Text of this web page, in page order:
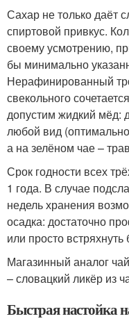
Сахар не только даёт
спиртовой привкус.
своему усмотрению,
бы минимально
Нерафинированный
свекольного
допустим жидкий мёд:
любой вид
а на зелёном чае –
Срок годности всех
1 года. В случае
недель хранения
осадка: достаточно
или просто
Магазинный аналог
– словацкий ликёр из
Быстрая настойка